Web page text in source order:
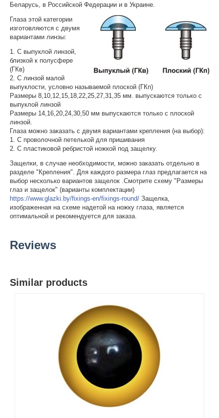
Беларусь, в Российской Федерации и в Украине.
Глаза этой категории
изготовляются с двумя
вариантами линзы:
1. С выпуклой линзой,
близкой к полусфере
(ГКв)
2. С линзой малой
выпуклости, условно называемой плоской (ГКп)
Размеры 8,10,12,15,18,22,25,27,31,35 мм. выпускаются только с
выпуклой линзой
Размеры 14,16,20,24,30,50 мм выпускаются только с плоской
линзой.
Глаза можно заказать с двумя вариантами крепления (на выбор):
1. С проволочной петелькой для пришивания
2. С пластиковой ребристой ножкой под защелку.
Защелки, в случае необходимости, можно заказать отдельно в
разделе "Крепления". Для каждого размера глаз предлагается на
выбор несколько вариантов защелок .Смотрите схему "Размеры
глаз и защелок" (варианты комплектации)
https://www.glazki.by/fixings-en/fixings-round/ Защелка,
изображенная на схеме надетой на ножку глаза, является
оптимальной и рекомендуется для заказа.
Reviews
Similar products